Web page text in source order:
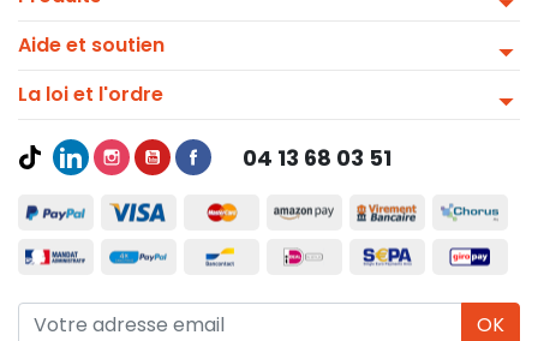
Aide et soutien
La loi et l'ordre
04 13 68 03 51
OK